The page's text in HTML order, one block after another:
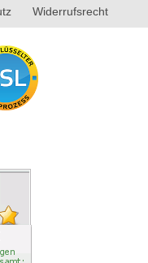
Widerrufsrecht